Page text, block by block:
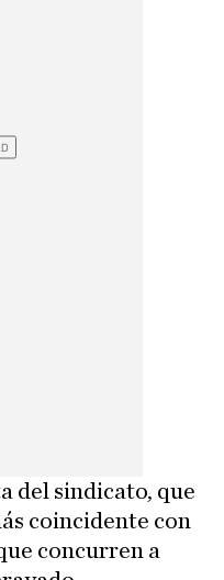
del sindicato, que
coincidente con
concurren a